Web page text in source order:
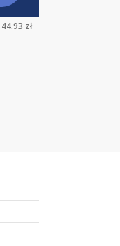
44.93 zł